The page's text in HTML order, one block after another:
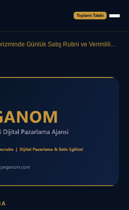
Toplantı Talebi
Günlük Satış Rutini ve Verimlili...